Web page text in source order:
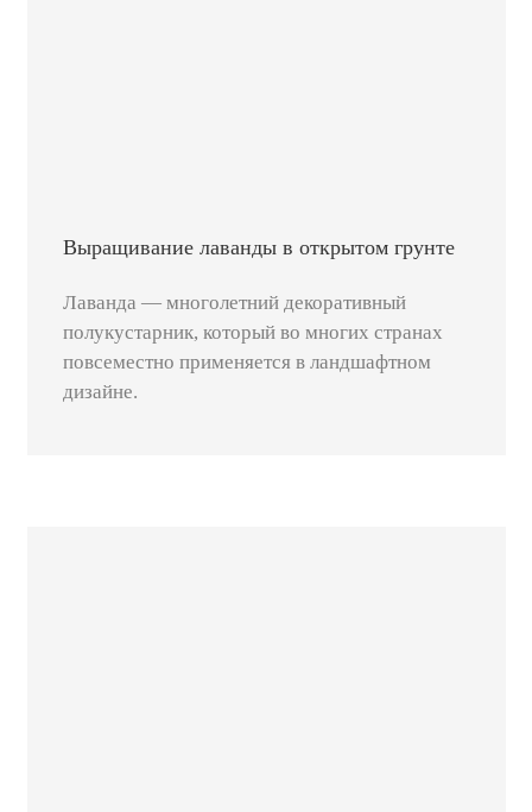
Выращивание лаванды в открытом грунте
Лаванда — многолетний декоративный
полукустарник, который во многих странах
повсеместно применяется в ландшафтном
дизайне.